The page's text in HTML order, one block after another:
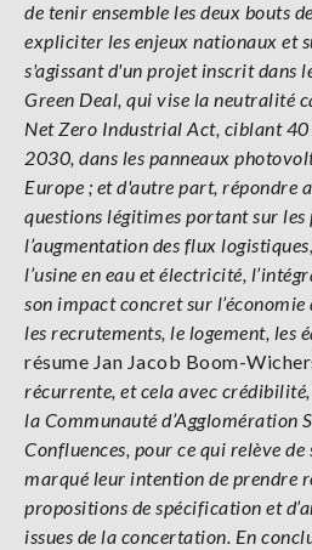
de tenir ensemble les deux bouts
expliciter les enjeux nationaux et
s'agissant d'un projet inscrit dans
Green Deal, qui vise la neutralité
Net Zero Industrial Act, ciblant 40
2030, dans les panneaux
Europe ; et d'autre part, répondre
questions légitimes portant sur les
l’augmentation des flux
l’usine en eau et électricité,
son impact concret sur
les recrutements, le logement, les
résume Jan Jacob Boom-
récurrente, et cela avec
la Communauté d’Agglomération
Confluences, pour ce qui relève de
marqué leur intention de prendre
propositions de spécification et
issues de la concertation. En